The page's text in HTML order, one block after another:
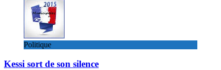
Politique
Kessi sort de son silence